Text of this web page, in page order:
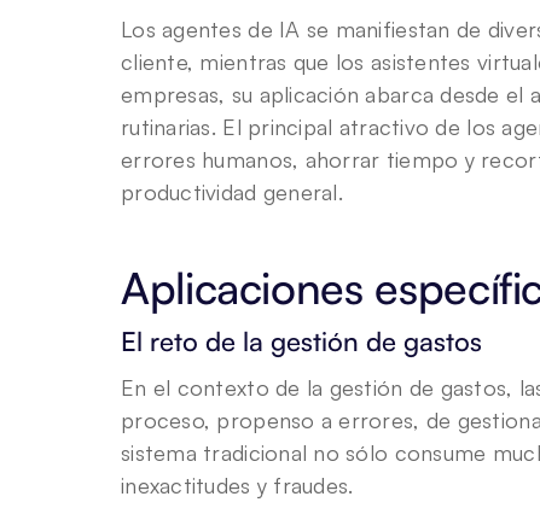
Los agentes de IA se manifiestan de
cliente, mientras que los asistentes
empresas, su aplicación abarca desde el
rutinarias. El principal atractivo de los
errores humanos, ahorrar tiempo y
productividad general.
Aplicaciones
El reto de la gestión de gastos
En el contexto de la gestión de gastos,
proceso, propenso a errores, de
sistema tradicional no sólo consume
inexactitudes y fraudes.